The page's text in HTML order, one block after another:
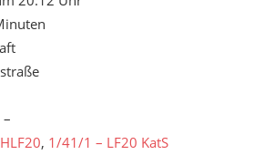
–
, 1/41/1 – LF20 KatS